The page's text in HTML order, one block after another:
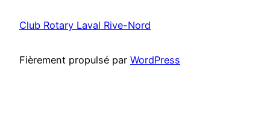
Club Rotary Laval Rive-Nord
Fièrement propulsé par WordPress